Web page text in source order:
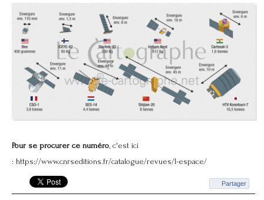
Pour se procurer ce numéro, c'est ici
: https://www.cnrseditions.fr/catalogue/revues/l-espace/
Partager